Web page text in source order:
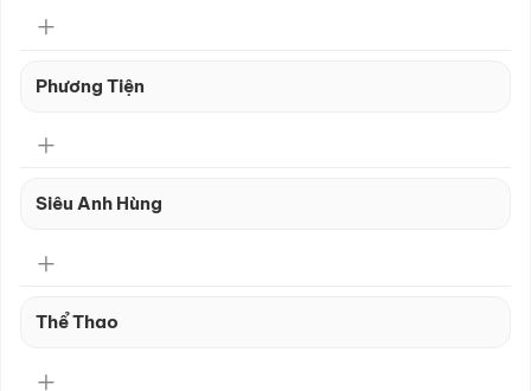
Phương Tiện
Siêu Anh Hùng
Thể Thao